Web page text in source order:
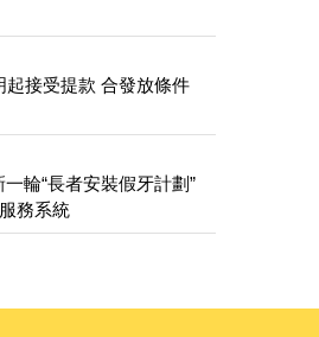
款 合發放條件
輪“長者安裝假牙計劃”
務系統